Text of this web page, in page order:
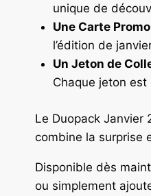
unique de
Une Carte
l’édition de
Un Jeton de
Chaque jeton
Le Duopack Janvier
combine la surprise
Disponible dès
ou simplement